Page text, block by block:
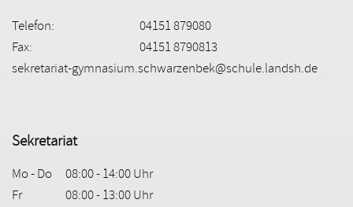
Telefon:
04151 879080
Fax:
04151 8790813
sekretariat-gymnasium.schwarzenbek@schule.landsh.de
Sekretariat
Mo - Do
08:00 - 14:00 Uhr
Fr
08:00 - 13:00 Uhr